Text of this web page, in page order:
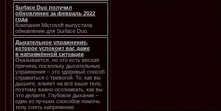
Surface Duo получил
обновление за февраль 2022
года
Компания Microsoft выпустила
обновление для Surface Duo.
Дыхательное упражнение,
которое успокоит вас даже
в напряжённой ситуации
Оказывается, но это есть веская
причина, поскольку дыхательные
упражнения – это здоровый способ
справиться с тревогой. То, как вы
дышите, влияет на всё ваше тело,
поэтому важно осознавать, как вы
это делаете. Глубокое дыхание –
один из лучших способов помочь
телу снять напряжение.